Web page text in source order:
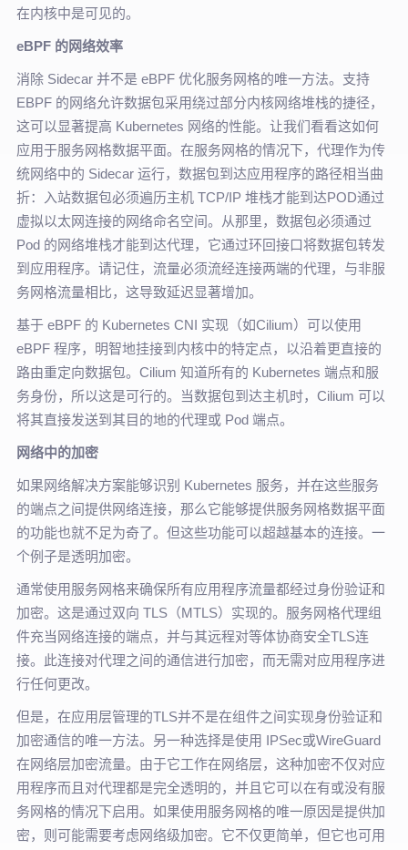
在内核中是可见的。
eBPF 的网络效率
消除 Sidecar 并不是 eBPF 优化服务网格的唯一方法。支持
EBPF 的网络允许数据包采用绕过部分内核网络堆栈的捷径，
这可以显著提高 Kubernetes 网络的性能。让我们看看这如何
应用于服务网格数据平面。在服务网格的情况下，代理作为传
统网络中的 Sidecar 运行，数据包到达应用程序的路径相当曲
折：入站数据包必须遍历主机 TCP/IP 堆栈才能到达POD通过
虚拟以太网连接的网络命名空间。从那里，数据包必须通过
Pod 的网络堆栈才能到达代理，它通过环回接口将数据包转发
到应用程序。请记住，流量必须流经连接两端的代理，与非服
务网格流量相比，这导致延迟显著增加。
基于 eBPF 的 Kubernetes CNI 实现（如Cilium）可以使用
eBPF 程序，明智地挂接到内核中的特定点，以沿着更直接的
路由重定向数据包。Cilium 知道所有的 Kubernetes 端点和服
务身份，所以这是可行的。当数据包到达主机时，Cilium 可以
将其直接发送到其目的地的代理或 Pod 端点。
网络中的加密
如果网络解决方案能够识别 Kubernetes 服务，并在这些服务
的端点之间提供网络连接，那么它能够提供服务网格数据平面
的功能也就不足为奇了。但这些功能可以超越基本的连接。一
个例子是透明加密。
通常使用服务网格来确保所有应用程序流量都经过身份验证和
加密。这是通过双向 TLS（MTLS）实现的。服务网格代理组
件充当网络连接的端点，并与其远程对等体协商安全TLS连
接。此连接对代理之间的通信进行加密，而无需对应用程序进
行任何更改。
但是，在应用层管理的TLS并不是在组件之间实现身份验证和
加密通信的唯一方法。另一种选择是使用 IPSec或WireGuard
在网络层加密流量。由于它工作在网络层，这种加密不仅对应
用程序而且对代理都是完全透明的，并且它可以在有或没有服
务网格的情况下启用。如果使用服务网格的唯一原因是提供加
密，则可能需要考虑网络级加密。它不仅更简单，但它也可用